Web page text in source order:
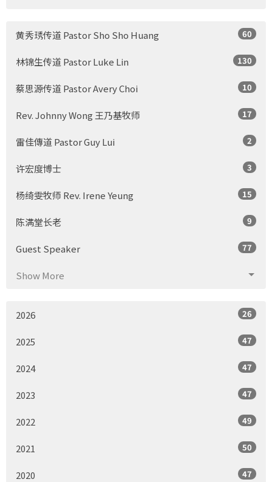
黄秀琇传道 Pastor Sho Sho Huang 60
林锦生传道 Pastor Luke Lin 130
蔡思源传道 Pastor Avery Choi 10
Rev. Johnny Wong 王乃基牧师 17
雷佳傳道 Pastor Guy Lui 2
许宏度博士 3
杨绮雯牧师 Rev. Irene Yeung 15
陈满堂长老 9
Guest Speaker 77
Show More
2026 26
2025 47
2024 47
2023 47
2022 49
2021 50
2020 47